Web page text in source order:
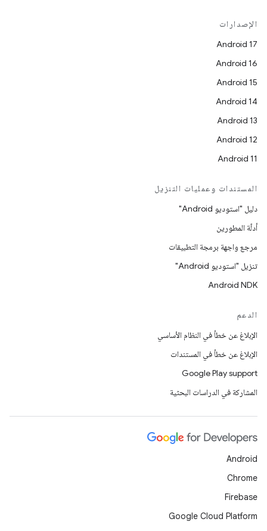
الإصدارات
Android 17
Android 16
Android 15
Android 14
Android 13
Android 12
Android 11
المستندات وعمليات التنزيل
دليل "استوديو Android"
أدلّة المطورين
مرجع واجهة برمجة التطبيقات
تنزيل "استوديو Android"
Android NDK
الدعم
الإبلاغ عن خطأ في النظام الأساسي
الإبلاغ عن خطأ في المستندات
Google Play support
المشاركة في الدراسات البحثية
Android
Chrome
Firebase
Google Cloud Platform